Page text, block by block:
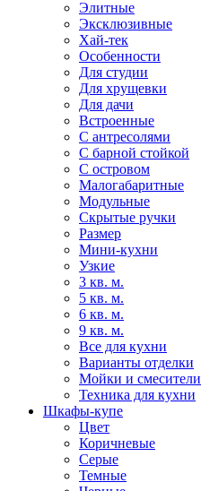
Элитные
Эксклюзивные
Хай-тек
Особенности
Для студии
Для хрущевки
Для дачи
Встроенные
С антресолями
С барной стойкой
С островом
Малогабаритные
Модульные
Скрытые ручки
Размер
Мини-кухни
Узкие
3 кв. м.
5 кв. м.
6 кв. м.
9 кв. м.
Все для кухни
Варианты отделки
Мойки и смесители
Техника для кухни
Шкафы-купе
Цвет
Коричневые
Серые
Темные